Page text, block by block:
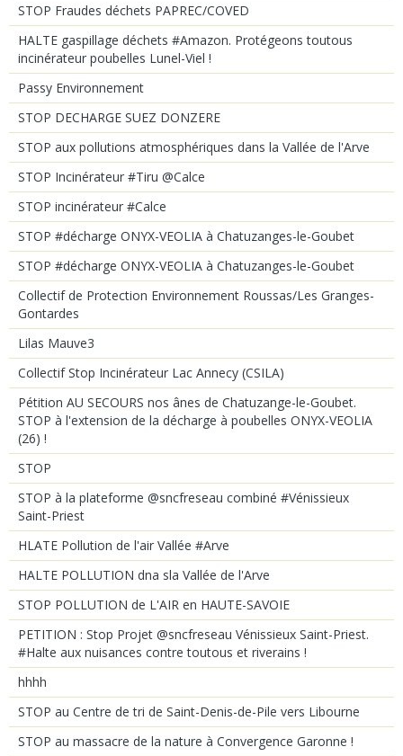
STOP Fraudes déchets PAPREC/COVED
HALTE gaspillage déchets #Amazon. Protégeons toutous
incinérateur poubelles Lunel-Viel !
Passy Environnement
STOP DECHARGE SUEZ DONZERE
STOP aux pollutions atmosphériques dans la Vallée de l'Arve
STOP Incinérateur #Tiru @Calce
STOP incinérateur #Calce
STOP #décharge ONYX-VEOLIA à Chatuzanges-le-Goubet
STOP #décharge ONYX-VEOLIA à Chatuzanges-le-Goubet
Collectif de Protection Environnement Roussas/Les Granges-
Gontardes
Lilas Mauve3
Collectif Stop Incinérateur Lac Annecy (CSILA)
Pétition AU SECOURS nos ânes de Chatuzange-le-Goubet.
STOP à l'extension de la décharge à poubelles ONYX-VEOLIA
(26) !
STOP
STOP à la plateforme @sncfreseau combiné #Vénissieux
Saint-Priest
HLATE Pollution de l'air Vallée #Arve
HALTE POLLUTION dna sla Vallée de l'Arve
STOP POLLUTION de L'AIR en HAUTE-SAVOIE
PETITION : Stop Projet @sncfreseau Vénissieux Saint-Priest.
#Halte aux nuisances contre toutous et riverains !
hhhh
STOP au Centre de tri de Saint-Denis-de-Pile vers Libourne
STOP au massacre de la nature à Convergence Garonne !